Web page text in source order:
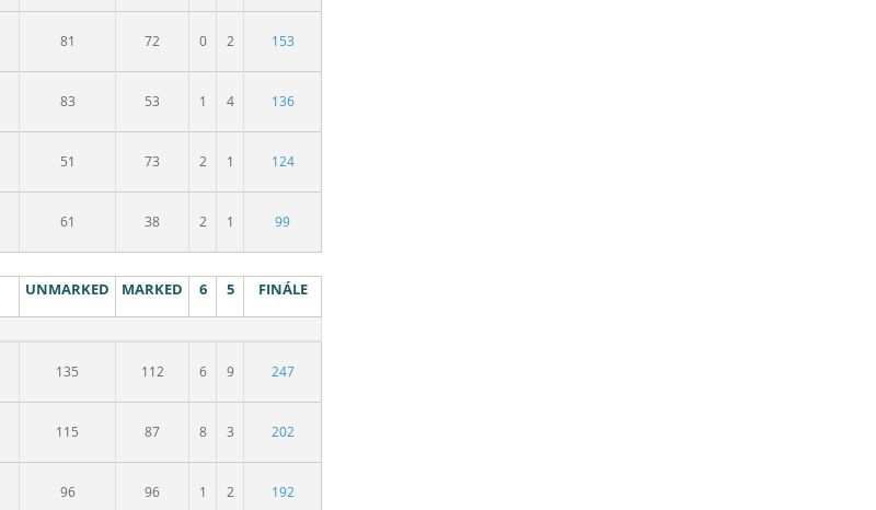
81 72 0 2 153
83 53 1 4 136
51 73 2 1 124
61 38 2 1 99
UNMARKED MARKED 6 5 FINÁLE
135 112 6 9 247
115 87 8 3 202
96 96 1 2 192